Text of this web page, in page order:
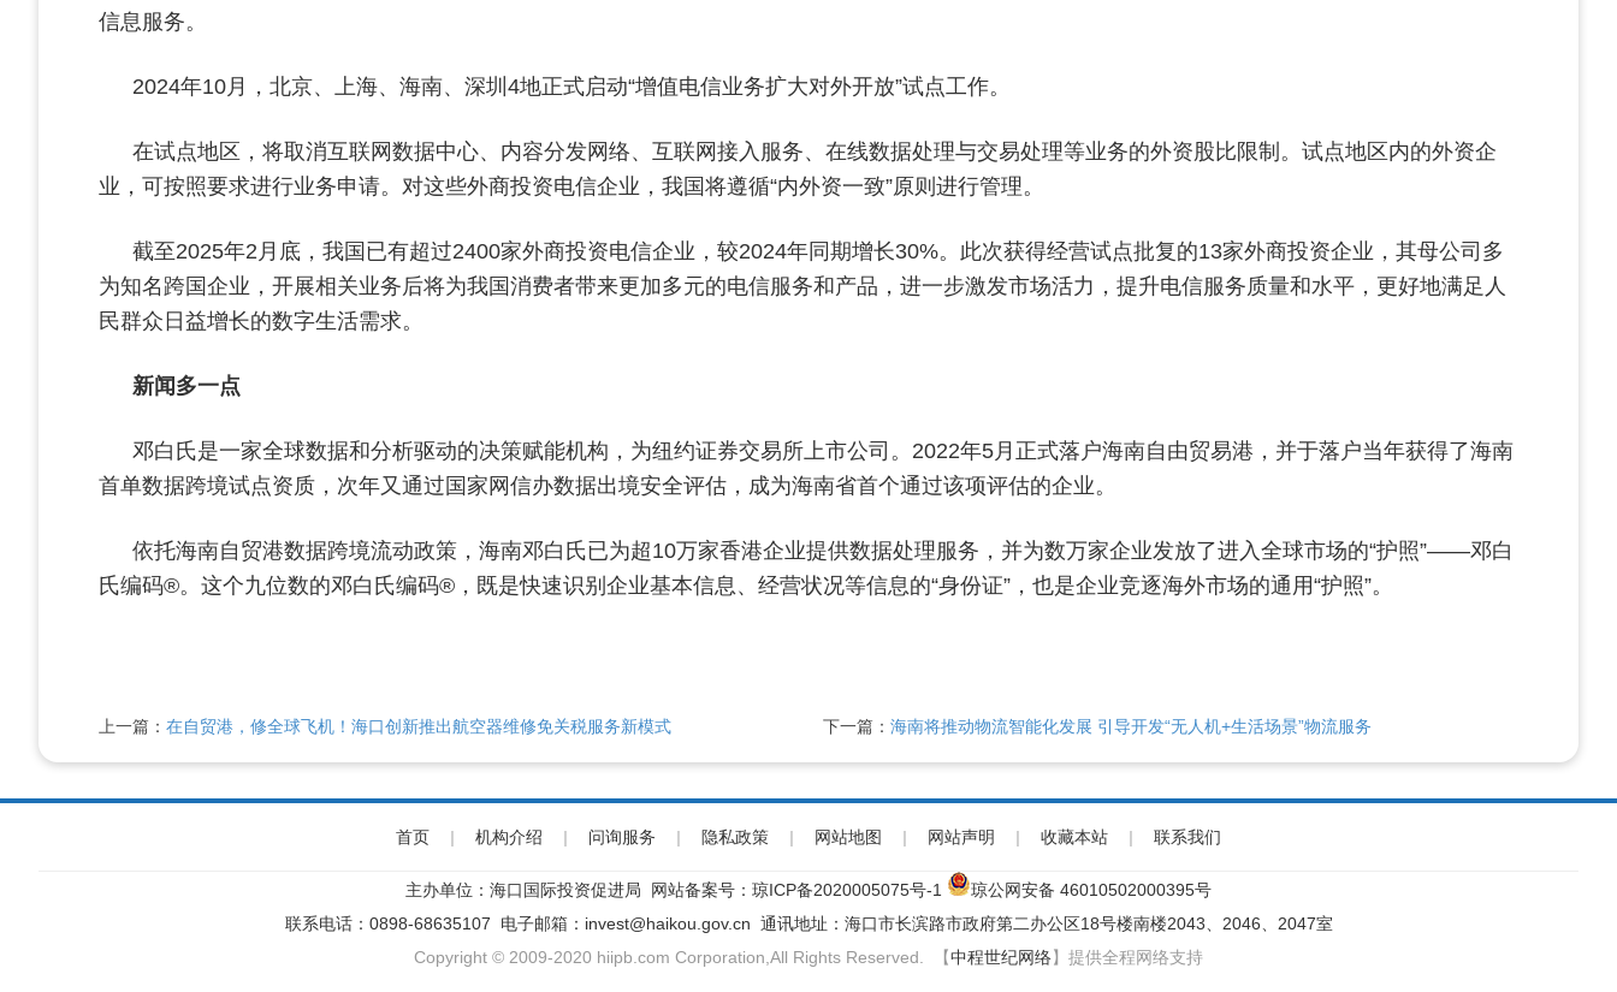
信息服务。
2024年10月，北京、上海、海南、深圳4地正式启动“增值电信业务扩大对外开放”试点工作。
在试点地区，将取消互联网数据中心、内容分发网络、互联网接入服务、在线数据处理与交易处理等业务的外资股比限制。试点地区内的外资企
业，可按照要求进行业务申请。对这些外商投资电信企业，我国将遵循“内外资一致”原则进行管理。
截至2025年2月底，我国已有超过2400家外商投资电信企业，较2024年同期增长30%。此次获得经营试点批复的13家外商投资企业，其母公司多
为知名跨国企业，开展相关业务后将为我国消费者带来更加多元的电信服务和产品，进一步激发市场活力，提升电信服务质量和水平，更好地满足人
民群众日益增长的数字生活需求。
新闻多一点
邓白氏是一家全球数据和分析驱动的决策赋能机构，为纽约证券交易所上市公司。‌2022年5月正式落户海南自由贸易港，并于落户当年获得了海南
首单数据跨境试点资质，次年又通过国家网信办数据出境安全评估，成为海南省首个通过该项评估的企业。
依托海南自贸港数据跨境流动政策，海南邓白氏已为超10万家香港企业提供数据处理服务，并为数万家企业发放了进入全球市场的“护照”——邓白
氏编码®。这个九位数的邓白氏编码®，既是快速识别企业基本信息、经营状况等信息的“身份证”，也是企业竞逐海外市场的通用“护照”。
上一篇： 在自贸港，修全球飞机！海口创新推出航空器维修免关税服务新模式 下一篇： 海南将推动物流智能化发展 引导开发“无人机+生活场景”物流服务
首页 | 机构介绍 | 问询服务 | 隐私政策 | 网站地图 | 网站声明 | 收藏本站 | 联系我们
主办单位：海口国际投资促进局 网站备案号： 琼ICP备2020005075号-1
琼公网安备 46010502000395号
联系电话：0898-68635107 电子邮箱：invest@haikou.gov.cn 通讯地址：海口市长滨路市政府第二办公区18号楼南楼2043、2046、2047室
Copyright © 2009-2020 hiipb.com Corporation,All Rights Reserved. 【中程世纪网络】提供全程网络支持